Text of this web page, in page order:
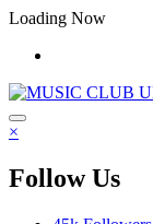
Перейти
контенту
Loading Now
×
Follow Us